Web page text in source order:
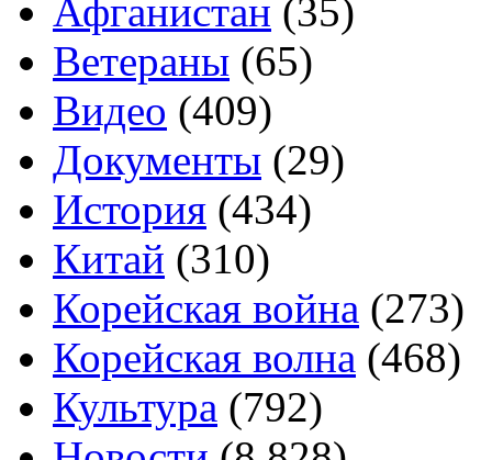
Афганистан (35)
Ветераны (65)
Видео (409)
Документы (29)
История (434)
Китай (310)
Корейская война (273)
Корейская волна (468)
Культура (792)